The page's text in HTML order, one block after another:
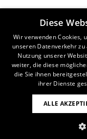
Diese
Wir verwenden Cookies,
unseren Datenverkehr
Nutzung unserer
weiter, die diese
die Sie ihnen
ihrer Dienste
ALLE